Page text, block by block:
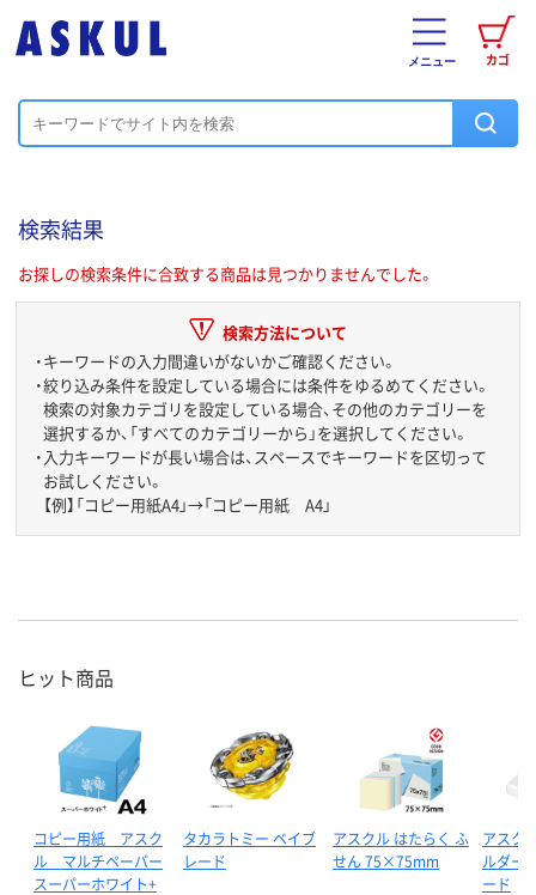
カゴ
メニュー
検索結果
お探しの検索条件に合致する商品は見つかりませんでした。
検索方法について
・キーワードの入力間違いがないかご確認ください。
・絞り込み条件を設定している場合には条件をゆるめてください。
検索の対象カテゴリを設定している場合、その他のカテゴリーを
選択するか、「すべてのカテゴリーから」を選択してください。
・ 入力キーワードが長い場合は、スペースでキーワードを区切って
お試しください。
【例】「コピー用紙A4」→「コピー用紙 A4」
ヒット商品
コピー用紙 アスク
ル マルチペーパー
スーパーホワイト+
タカラトミー ベイブ
レード
アスクル はたらく ふ
せん 75×75mm
アスク
ルダー
ード